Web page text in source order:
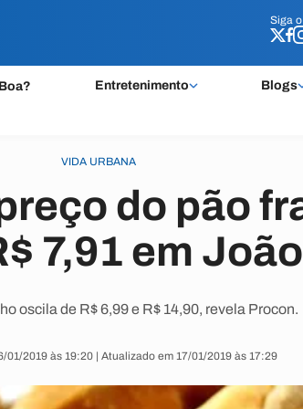
Siga o
Entretenimento Blogs
Siga o
VIDA URBANA
do pão
7,91 em
oscila de R$ 6,99 e R$ 14,90, revela Procon.
01/2019 às 19:20 | Atualizado em 17/01/2019 às 17:29